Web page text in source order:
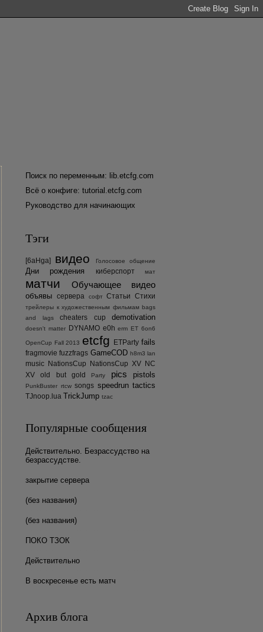
Поиск по переменным: lib.etcfg.com
Всё о конфиге: tutorial.etcfg.com
Руководство для начинающих
Тэги
[6aHga] видео Голосовое общение
Дни рождения киберспорт мат
матчи Обучающее видео
объявы сервера софт Статьи Стихи
трейлеры к художественным фильмам bags
and lags
cheaters cup demotivation
doesn't matter DYNAMO e0h erm ET 6on6
OpenCup Fall 2013 etcfg ETParty fails
fragmovie fuzzfrags GameCOD h8m3 lan
music NationsCup NationsCup XV
NC
XV
old but gold Party pics pistols
PunkBuster rtcw songs speedrun tactics
TJnoop.lua TrickJump tzac
Популярные сообщения
Действительно. Безрассудство на
безрассудстве.
закрытие сервера
(без названия)
(без названия)
ПОКО ТЗОК
Действительно
В воскресенье есть матч
Архив блога